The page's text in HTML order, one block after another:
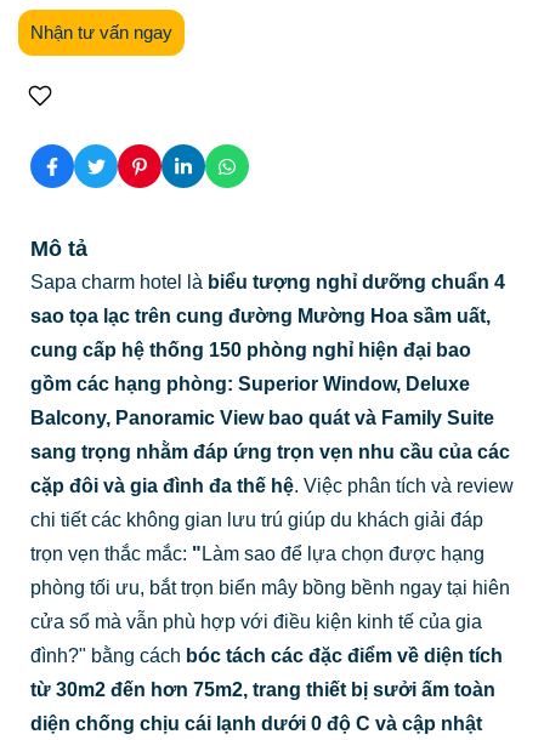
Nhận tư vấn ngay
Mô tả
Sapa charm hotel là biểu tượng nghỉ dưỡng chuẩn 4
sao tọa lạc trên cung đường Mường Hoa sầm uất,
cung cấp hệ thống 150 phòng nghỉ hiện đại bao
gồm các hạng phòng: Superior Window, Deluxe
Balcony, Panoramic View bao quát và Family Suite
sang trọng nhằm đáp ứng trọn vẹn nhu cầu của các
cặp đôi và gia đình đa thế hệ. Việc phân tích và review
chi tiết các không gian lưu trú giúp du khách giải đáp
trọn vẹn thắc mắc: " Làm sao để lựa chọn được hạng
phòng tối ưu, bắt trọn biển mây bồng bềnh ngay tại hiên
cửa sổ mà vẫn phù hợp với điều kiện kinh tế của gia
đình?" bằng cách bóc tách các đặc điểm về diện tích
từ 30m2 đến hơn 75m2, trang thiết bị sưởi ấm toàn
diện chống chịu cái lạnh dưới 0 độ C và cập nhật